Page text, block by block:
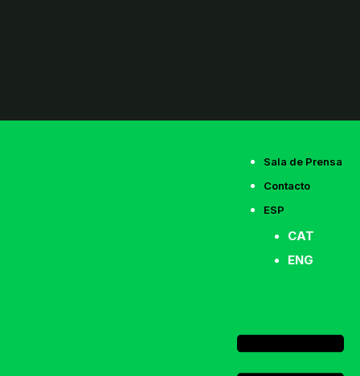
Sala de Prensa
Contacto
ESP
CAT
ENG